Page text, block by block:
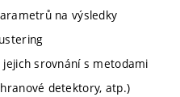
na výsledky
srovnání s metodami
detektory, atp.)